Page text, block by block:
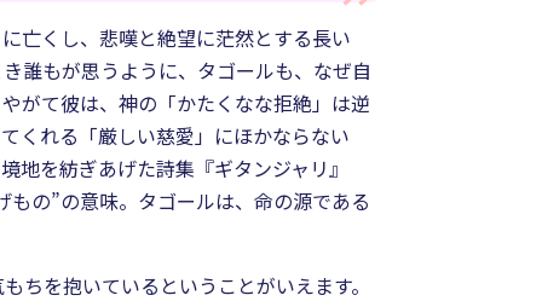
亡くし、悲嘆と絶望に茫然とする長い
誰もが思うように、タゴールも、なぜ自
がて彼は、神の「かたくなな拒絶」は逆
くれる「厳しい慈愛」にほかならない
を紡ぎあげた詩集『ギタンジャリ』
の”の意味。タゴールは、命の源である
ちを抱いているということがいえます。